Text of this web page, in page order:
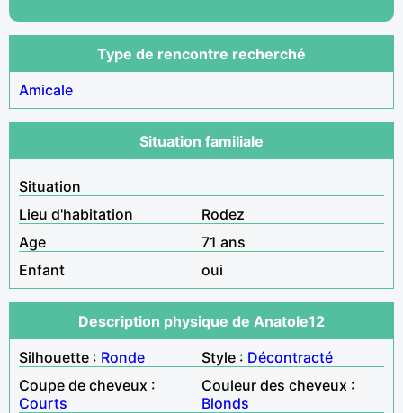
Type de rencontre recherché
Amicale
Situation familiale
Situation
Lieu d'habitation
Rodez
Age
71 ans
Enfant
oui
Description physique de Anatole12
Silhouette : Ronde Style : Décontracté
Coupe de cheveux :
Courts
Couleur des cheveux :
Blonds